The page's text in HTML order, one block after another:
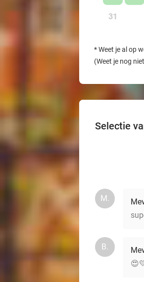
31
*Weet je al op
(Weet je nog
Selectie
M.
B.